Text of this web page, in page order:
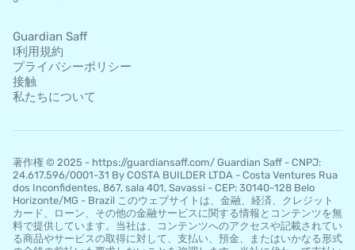
Guardian Saff
l利用規約
プライバシーポリシー
接触
私たちについて
著作権 © 2025 - https://guardiansaff.com/ Guardian Saff - CNPJ:
24.617.596/0001-31 By COSTA BUILDER LTDA - Costa Ventures Rua
dos Inconfidentes, 867, sala 401, Savassi - CEP: 30140-128 Belo
Horizo​​nte/MG - Brazil このウェブサイトは、金融、経済、クレジット
カード、ローン、その他の金融サービスに関する情報とコンテンツを無
料で提供しています。当社は、コンテンツへのアクセスや記載されてい
る商品やサービスの取得に対して、支払い、預金、またはいかなる形式